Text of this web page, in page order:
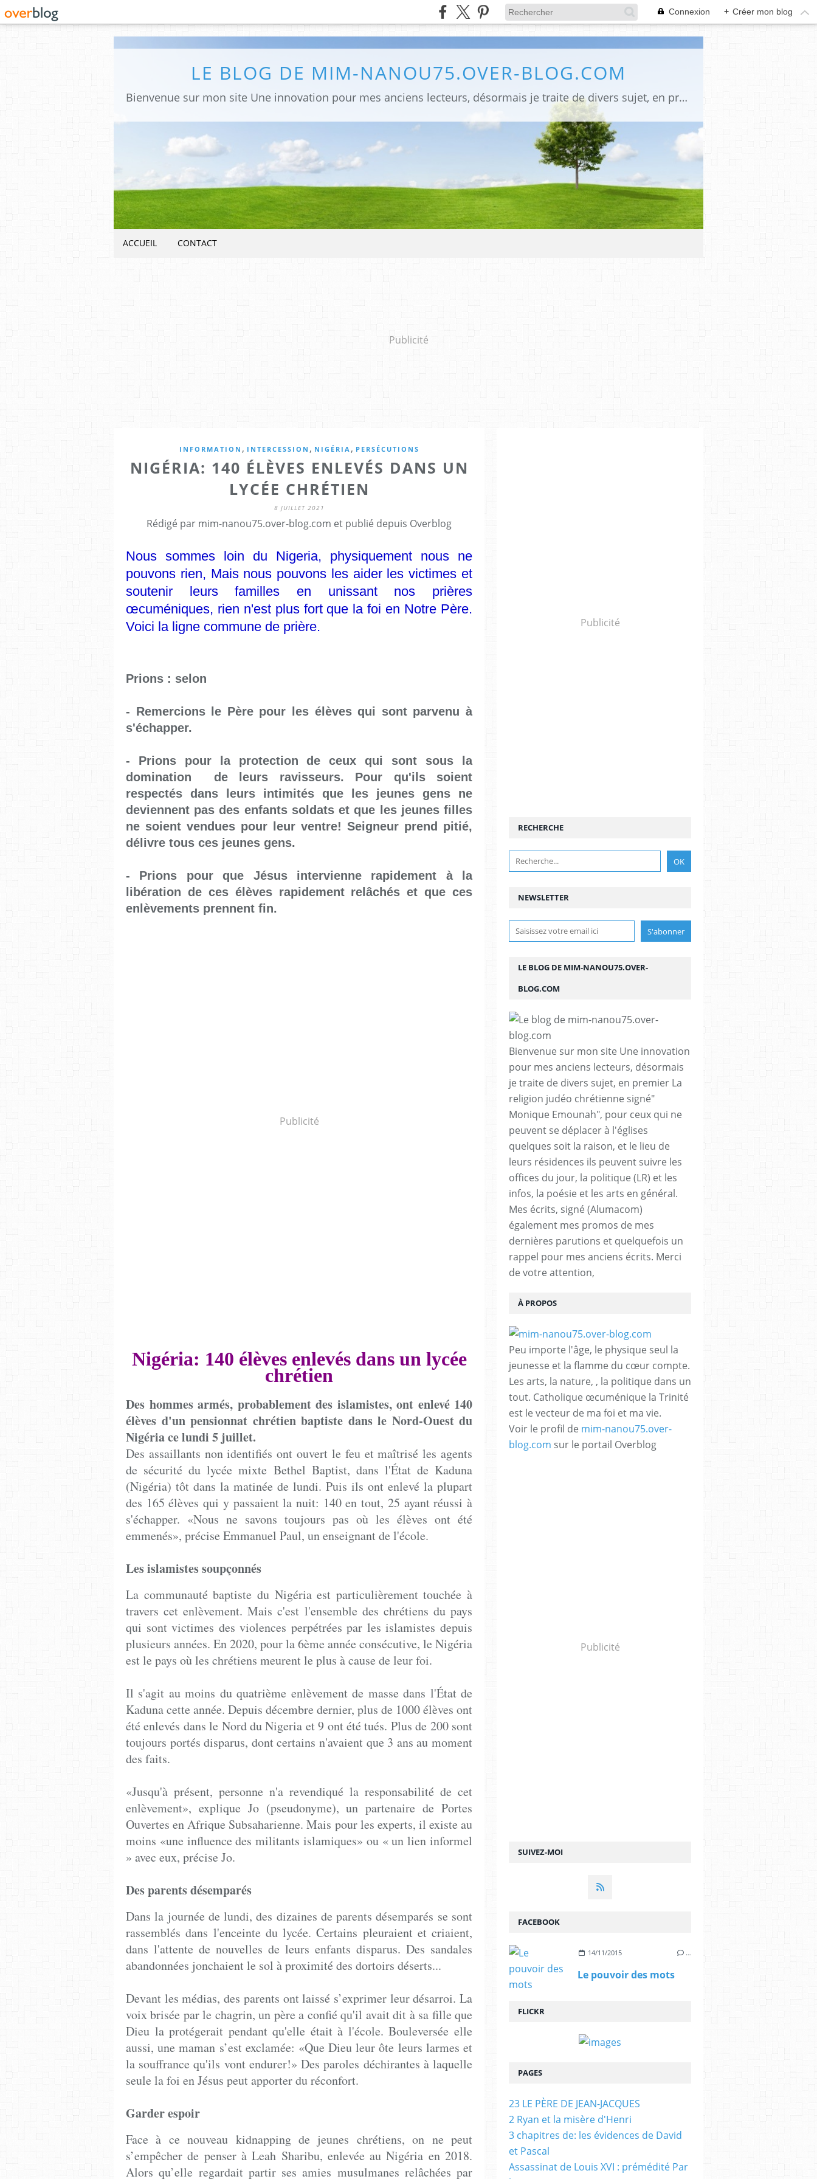
Connexion + Créer mon blog
LE BLOG DE MIM-NANOU75.OVER-BLOG.COM
Bienvenue sur mon site Une innovation pour mes anciens lecteurs, désormais je traite de divers sujet, en premier La religion judéo chrétienne signé" Monique Emounah", pour ceux qui ne peuvent se déplacer à l'églises quelques soit la raison, et le lieu de leurs résidences ils peuvent suivre les offices du jour, la politique (LR) et les infos, la poésie et les arts en général. Mes écrits, signé (Alumacom) également mes promos de mes dernières parutions et quelquefois un rappel pour mes anciens écrits. Merci de votre attention,
ACCUEIL CONTACT
Publicité
INFORMATION , INTERCESSION , NIGÉRIA , PERSÉCUTIONS
NIGÉRIA: 140 ÉLÈVES ENLEVÉS DANS UN
LYCÉE CHRÉTIEN
8 JUILLET 2021
Rédigé par mim-nanou75.over-blog.com et publié depuis Overblog
Nous sommes loin du Nigeria, physiquement nous ne
pouvons rien, Mais nous pouvons les aider les victimes et
soutenir leurs familles en unissant nos prières
œcuméniques, rien n'est plus fort que la foi en Notre Père.
Voici la ligne commune de prière.
Prions : selon
- Remercions le Père pour les élèves qui sont parvenu à
s'échapper.
- Prions pour la protection de ceux qui sont sous la
domination de leurs ravisseurs. Pour qu'ils soient
respectés dans leurs intimités que les jeunes gens ne
deviennent pas des enfants soldats et que les jeunes filles
ne soient vendues pour leur ventre! Seigneur prend pitié,
délivre tous ces jeunes gens.
- Prions pour que Jésus intervienne rapidement à la
libération de ces élèves rapidement relâchés et que ces
enlèvements prennent fin.
Publicité
Nigéria: 140 élèves enlevés dans un lycée
chrétien
Des hommes armés, probablement des islamistes, ont enlevé 140
élèves d'un pensionnat chrétien baptiste dans le Nord-Ouest du
Nigéria ce lundi 5 juillet.
Des assaillants non identifiés ont ouvert le feu et maîtrisé les agents
de sécurité du lycée mixte Bethel Baptist, dans l'État de Kaduna
(Nigéria) tôt dans la matinée de lundi. Puis ils ont enlevé la plupart
des 165 élèves qui y passaient la nuit: 140 en tout, 25 ayant réussi à
s'échapper. «Nous ne savons toujours pas où les élèves ont été
emmenés», précise Emmanuel Paul, un enseignant de l'école.
Les islamistes soupçonnés
La communauté baptiste du Nigéria est particulièrement touchée à
travers cet enlèvement. Mais c'est l'ensemble des chrétiens du pays
qui sont victimes des violences perpétrées par les islamistes depuis
plusieurs années. En 2020, pour la 6ème année consécutive, le Nigéria
est le pays où les chrétiens meurent le plus à cause de leur foi.
Il s'agit au moins du quatrième enlèvement de masse dans l'État de
Kaduna cette année. Depuis décembre dernier, plus de 1000 élèves ont
été enlevés dans le Nord du Nigeria et 9 ont été tués. Plus de 200 sont
toujours portés disparus, dont certains n'avaient que 3 ans au moment
des faits.
«Jusqu'à présent, personne n'a revendiqué la responsabilité de cet
enlèvement», explique Jo (pseudonyme), un partenaire de Portes
Ouvertes en Afrique Subsaharienne. Mais pour les experts, il existe au
moins «une influence des militants islamiques» ou « un lien informel
» avec eux, précise Jo.
Des parents désemparés
Dans la journée de lundi, des dizaines de parents désemparés se sont
rassemblés dans l'enceinte du lycée. Certains pleuraient et criaient,
dans l'attente de nouvelles de leurs enfants disparus. Des sandales
abandonnées jonchaient le sol à proximité des dortoirs déserts...
Devant les médias, des parents ont laissé s’exprimer leur désarroi. La
voix brisée par le chagrin, un père a confié qu'il avait dit à sa fille que
Dieu la protégerait pendant qu'elle était à l'école. Bouleversée elle
aussi, une maman s’est exclamée: «Que Dieu leur ôte leurs larmes et
la souffrance qu'ils vont endurer!» Des paroles déchirantes à laquelle
seule la foi en Jésus peut apporter du réconfort.
Garder espoir
Face à ce nouveau kidnapping de jeunes chrétiens, on ne peut
s’empêcher de penser à Leah Sharibu, enlevée au Nigéria en 2018.
Alors qu’elle regardait partir ses amies musulmanes relâchées par
Publicité
NEWSLETTER
SUIVEZ-MOI
RECHERCHE
LE BLOG DE MIM-NANOU75.OVER-
BLOG.COM
Bienvenue sur mon site Une innovation
pour mes anciens lecteurs, désormais
je traite de divers sujet, en premier La
religion judéo chrétienne signé"
Monique Emounah", pour ceux qui ne
peuvent se déplacer à l'églises
quelques soit la raison, et le lieu de
leurs résidences ils peuvent suivre les
offices du jour, la politique (LR) et les
infos, la poésie et les arts en général.
Mes écrits, signé (Alumacom)
également mes promos de mes
dernières parutions et quelquefois un
rappel pour mes anciens écrits. Merci
de votre attention,
À PROPOS
Peu importe l'âge, le physique seul la
jeunesse et la flamme du cœur compte.
Les arts, la nature, , la politique dans un
tout. Catholique œcuménique la Trinité
est le vecteur de ma foi et ma vie.
Voir le profil de mim-nanou75.over-
blog.com sur le portail Overblog
Publicité
FACEBOOK
14/11/2015 …
Le pouvoir des mots
FLICKR
PAGES
23 LE PÈRE DE JEAN-JACQUES
2 Ryan et la misère d'Henri
3 chapitres de: les évidences de David
et Pascal
Assassinat de Louis XVI : prémédité Par